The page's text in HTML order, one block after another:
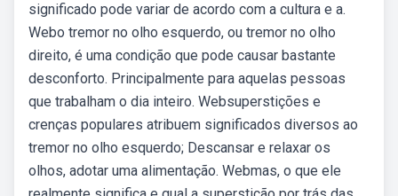
significado pode variar de acordo com a cultura e a.
Webo tremor no olho esquerdo, ou tremor no olho
direito, é uma condição que pode causar bastante
desconforto. Principalmente para aquelas pessoas
que trabalham o dia inteiro. Websuperstições e
crenças populares atribuem significados diversos ao
tremor no olho esquerdo; Descansar e relaxar os
olhos, adotar uma alimentação. Webmas, o que ele